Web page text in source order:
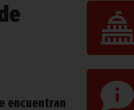
encuentran